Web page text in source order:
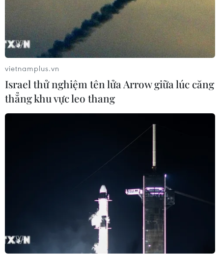
vietnamplus.vn
Israel thử nghiệm tên lửa Arrow giữa lúc căng
thẳng khu vực leo thang